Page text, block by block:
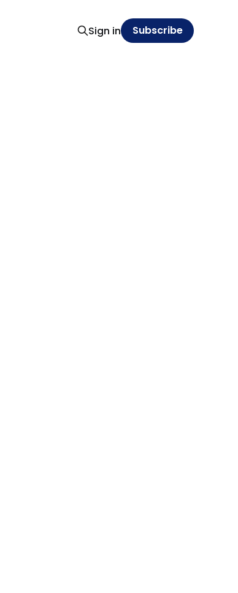
Sign in Subscribe